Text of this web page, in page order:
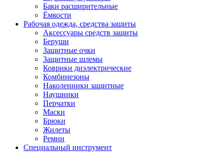
Баки расширительные
Ёмкости
Рабочая одежда, средства защиты
Аксессуары средств защиты
Беруши
Защитные очки
Защитные шлемы
Коврики диэлектрические
Комбинезоны
Наколенники защитные
Наушники
Перчатки
Маски
Брюки
Жилеты
Ремни
Специальный инструмент